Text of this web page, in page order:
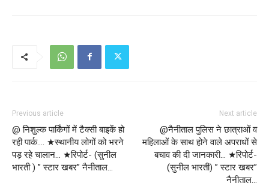
Previous article
@ निशुल्क पार्किंगों में टैक्सी बाइकें हो
रही पार्क…. ★स्थानीय लोगों को भरने
पड़ रहे चालान… ★रिपोर्ट- (सुनील
भारती ) ” स्टार खबर” नैनीताल…
Next article
@नैनीताल पुलिस ने छात्राओं व
महिलाओं के साथ होने वाले अपराधों से
बचाव की दी जानकारी… ★रिपोर्ट-
(सुनील भारती) ” स्टार खबर”
नैनीताल…